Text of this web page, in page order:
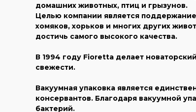
домашних животных, птиц и грызунов.
Целью компании является
хомяков, хорьков и многих других
достичь самого высокого качества.
В 1994 году Fioretta делает
свежести.
Вакуумная упаковка является
консервантов. Благодаря вакуумной
бактерий.